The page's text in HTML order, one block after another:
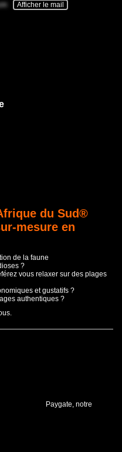
Afficher le mail
du Sud®
mesure en
de la faune
?
vous relaxer sur des plages
et gustatifs ?
authentiques ?
Paygate, notre